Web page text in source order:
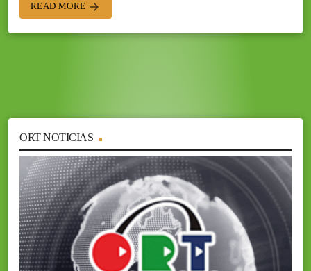
READ MORE arrow_forward
ORT NOTICIAS